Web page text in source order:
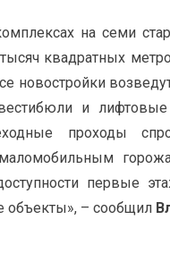
на семи
квадратных
новостройки
и
проходы
первые
объекты», – сообщил